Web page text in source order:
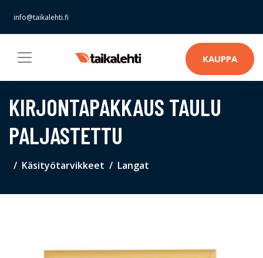
info@taikalehti.fi
KAUPPA
KIRJONTAPAKKAUS TAULU
PALJASTETTU
Käsityötarvikkeet Langat